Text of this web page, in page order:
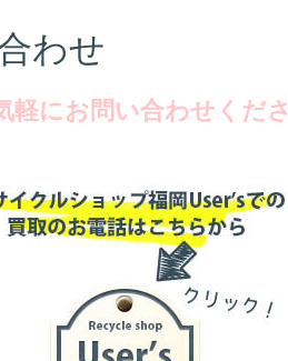
わせ
にお問い合わせくださ